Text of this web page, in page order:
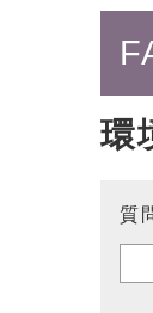
環
質